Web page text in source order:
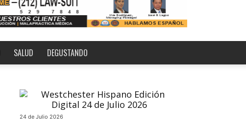
SALUD DEGUSTANDO
24 de Julio 2026